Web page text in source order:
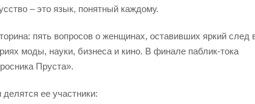
– это язык, понятный каждому.
пять вопросов о женщинах, оставивших яркий след
моды, науки, бизнеса и кино. В финале паблик-тока
Пруста».
ее участники: